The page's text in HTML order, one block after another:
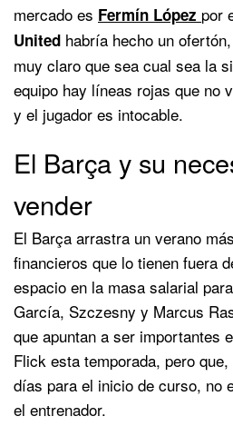
mercado es Fermín López por
United habría hecho un
muy claro que sea cual sea la
equipo hay líneas rojas que no
y el jugador es intocable.
El Barça y su
vender
El Barça arrastra un verano
financieros que lo tienen fuera
espacio en la masa salarial
García, Szczesny y Marcus
que apuntan a ser importantes
Flick esta temporada, pero
días para el inicio de curso, no
el entrenador.